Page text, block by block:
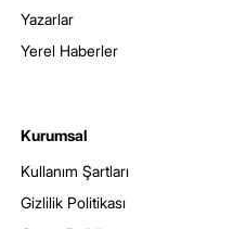
Yazarlar
Yerel Haberler
Kurumsal
Kullanım Şartları
Gizlilik Politikası